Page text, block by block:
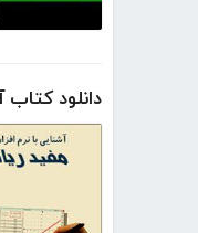
دانلود کتاب